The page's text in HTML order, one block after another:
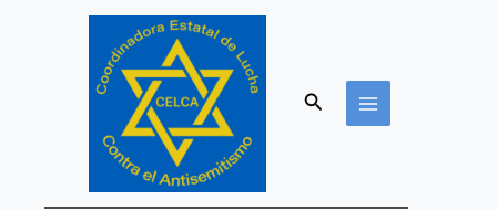
Buscar